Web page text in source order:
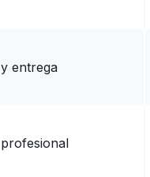
entrega